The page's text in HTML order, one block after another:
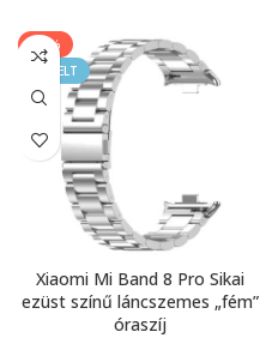
-20%
KIEMELT
Xiaomi Mi Band 8 Pro Sikai
ezüst színű láncszemes „fém”
óraszíj